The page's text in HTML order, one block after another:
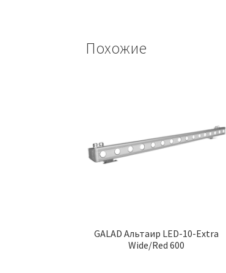
Похожие
GALAD Альтаир LED-10-Extra
Wide/Red 600